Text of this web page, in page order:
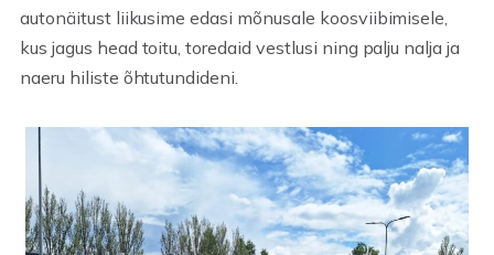
autonäitust liikusime edasi mõnusale koosviibimisele,
kus jagus head toitu, toredaid vestlusi ning palju nalja ja
naeru hiliste õhtutundideni.